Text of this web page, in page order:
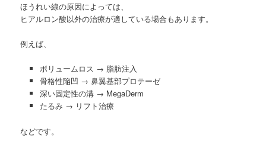
ほうれい線の原因によっては、
ヒアルロン酸以外の治療が適している場合もあります。
例えば、
ボリュームロス → 脂肪注入
骨格性陥凹 → 鼻翼基部プロテーゼ
深い固定性の溝 → MegaDerm
たるみ → リフト治療
などです。